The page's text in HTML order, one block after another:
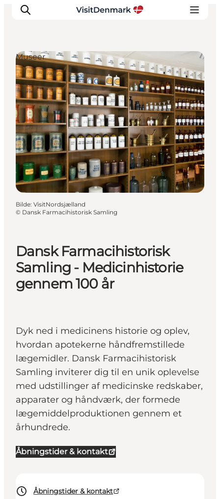
Inspirasjon
Reisemål
Aktiviteter
Overnatting
Planlegg reisen
Dansk Farmacihistorisk
Samling - Medicinhistorie
gennem 100 år
Dyk ned i medicinens historie og oplev,
hvordan apotekerne håndfremstillede
lægemidler. Dansk Farmacihistorisk
Samling inviterer dig til en unik oplevelse
med udstillinger af medicinske redskaber,
apparater og håndværk, der formede
lægemiddelproduktionen gennem et
århundrede.
Åbningstider & kontakt
Åbningstider & kontakt
Museer
Bilde: VisitNordsjælland
© Dansk Farmacihistorisk Samling